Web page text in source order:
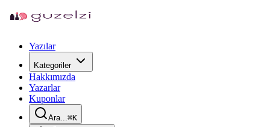
Yazılar
Kategoriler
Hakkımızda
Yazarlar
Kuponlar
Ara...⌘K